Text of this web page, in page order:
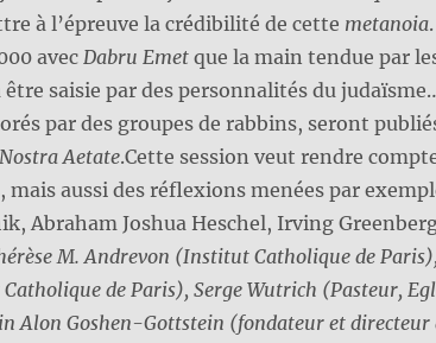
à l’épreuve la crédibilité de cette metanoia
avecDabru Emet que la main tendue par
être saisie par des personnalités du
par des groupes de rabbins, seront
Nostra Aetate.Cette session veut rendre
aussi des réflexions menées par
Abraham Joshua Heschel, Irving
M. Andrevon (Institut Catholique de
de Paris), Serge Wutrich (Pasteur,
Alon Goshen-Gottstein (fondateur et directeur